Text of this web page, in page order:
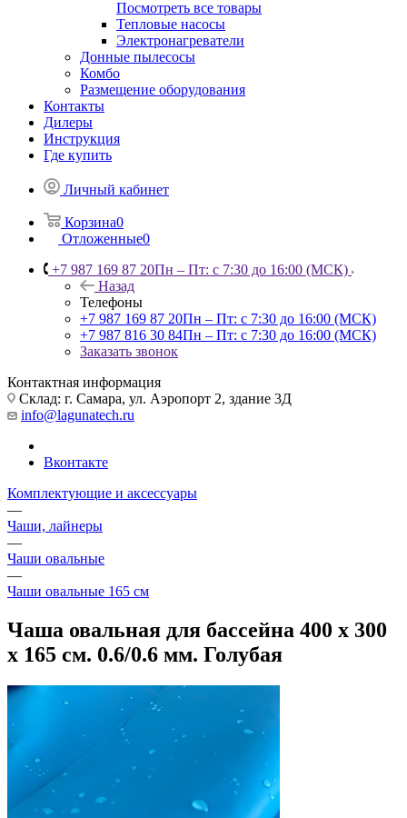
Посмотреть все товары
Тепловые насосы
Электронагреватели
Донные пылесосы
Комбо
Размещение оборудования
Контакты
Дилеры
Инструкция
Где купить
Личный кабинет
Корзина0
Отложенные0
+7 987 169 87 20Пн – Пт: с 7:30 до 16:00 (МСК)
Назад
Телефоны
+7 987 169 87 20Пн – Пт: с 7:30 до 16:00 (МСК)
+7 987 816 30 84Пн – Пт: с 7:30 до 16:00 (МСК)
Заказать звонок
Контактная информация
Склад: г. Самара, ул. Аэропорт 2, здание 3Д
info@lagunatech.ru
Вконтакте
Комплектующие и аксессуары
—
Чаши, лайнеры
—
Чаши овальные
—
Чаши овальные 165 см
Чаша овальная для бассейна 400 х 300
х 165 см. 0.6/0.6 мм. Голубая